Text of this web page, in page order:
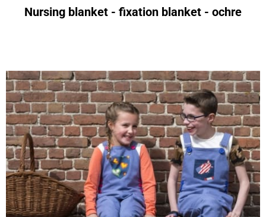
Nursing blanket - fixation blanket - ochre